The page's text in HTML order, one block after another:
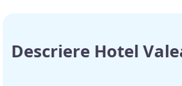
Descriere Hotel